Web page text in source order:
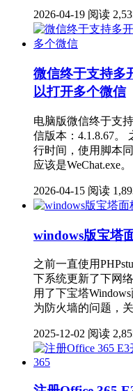
2026-04-19 阅读
微信终于支持多
以打开多个微信
电脑版微信终于支
信版本：4.1.8.67。
行时间，使用脚本
应该是WeChat.exe。
2026-04-15 阅读
windows版宝塔
之前一直使用
下系统更新了下网
用了下宝塔
为防火墙的问题，
2025-12-02 阅读